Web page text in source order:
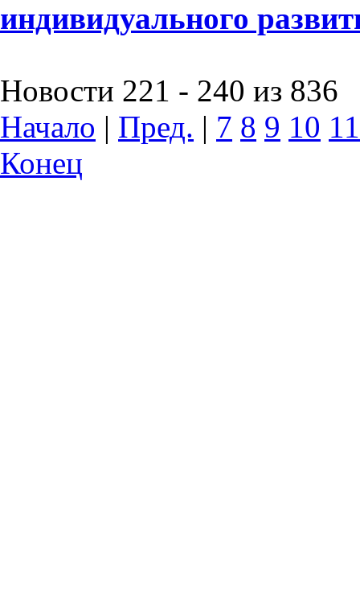
индивидуального
Новости 221 - 240 из 836
Начало | Пред. | 7 8 9 10 11
Конец